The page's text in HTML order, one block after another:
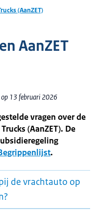
(AanZET)
AanZET
op 13 februari 2026
vragen over de
(AanZET). De
.
de vrachtauto op